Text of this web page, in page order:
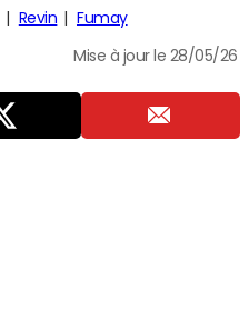
Revin Fumay
Mise à jour le 28/05/26